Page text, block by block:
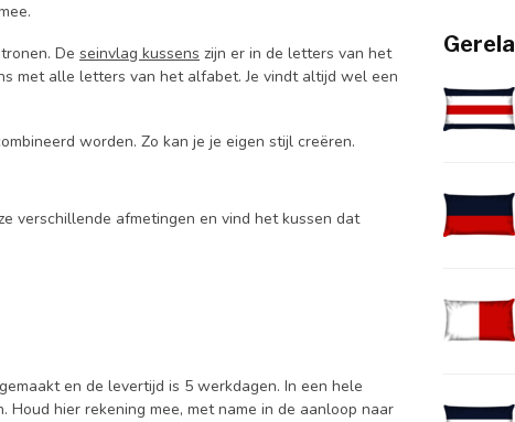
De seinvlag kussens zijn er in de letters van het
met alle letters van het alfabet. Je vindt altijd wel een
worden. Zo kan je je eigen stijl creëren.
verschillende afmetingen en vind het kussen dat
en de levertijd is 5 werkdagen. In een hele
hier rekening mee, met name in de aanloop naar